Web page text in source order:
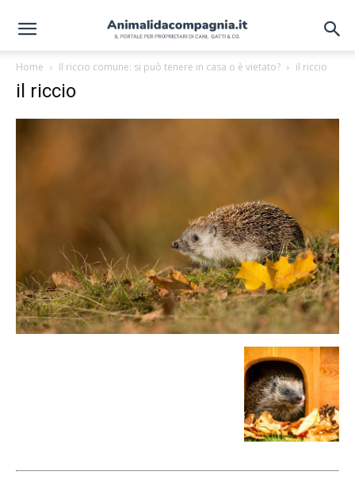
Home Il riccio comune: si può tenere in casa o è vietato? il riccio
il riccio